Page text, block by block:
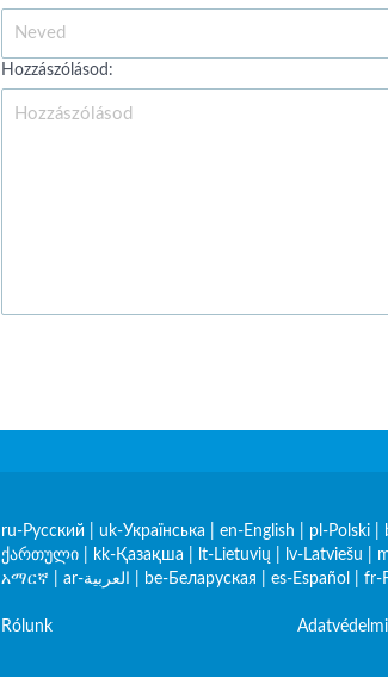
Hozzászólásod:
ru-Русский uk-Українська en-English pl-Polski
ქართული
kk-Қазақша lt-Lietuvių lv-Latviešu
አማርኛ
ar-العربية be-Беларуская es-Español fr-
Rólunk